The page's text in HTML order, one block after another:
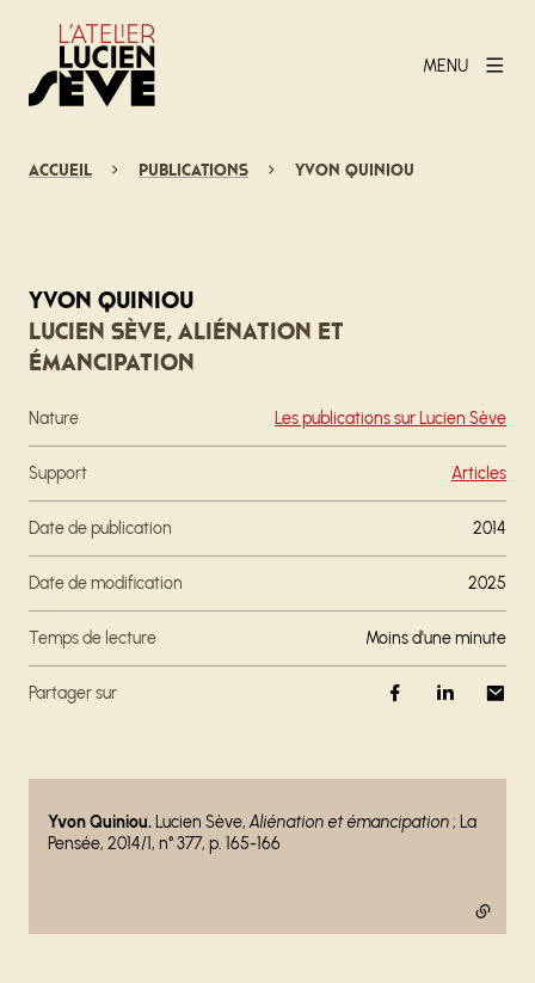
MENU
Accueil Publications Yvon Quiniou
Yvon Quiniou
Lucien Sève, Aliénation et
émancipation
Nature Les publications sur Lucien Sève
Support Articles
Date de publication 2014
Date de modification 2025
Temps de lecture moins d'une minute
Partager sur
- lien externe
Yvon Quiniou. Lucien Sève,Aliénation et émancipation; La
Pensée, 2014/1, n° 377, p. 165-166